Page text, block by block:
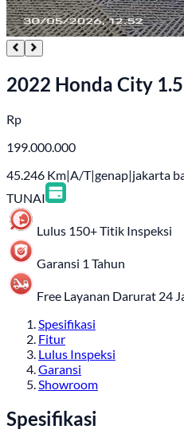
2022 Honda City
Rp
199.000.000
45.246 Km|A/T|genap|jakarta
TUNAI
Lulus 150+ Titik Inspeksi
Garansi 1 Tahun
Free Layanan Darurat 24
Spesifikasi
Fitur
Lulus Inspeksi
Garansi
Showroom
Spesifikasi